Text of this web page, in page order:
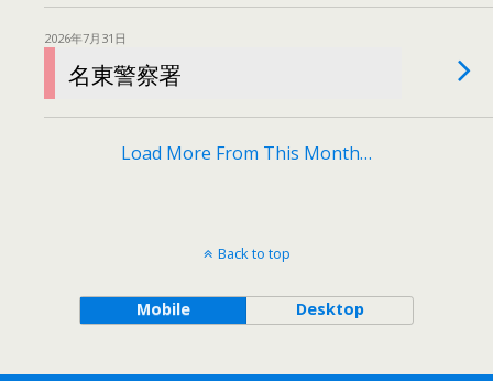
2026年7月31日
名東警察署
Load More From This Month…
Back to top
Mobile Desktop